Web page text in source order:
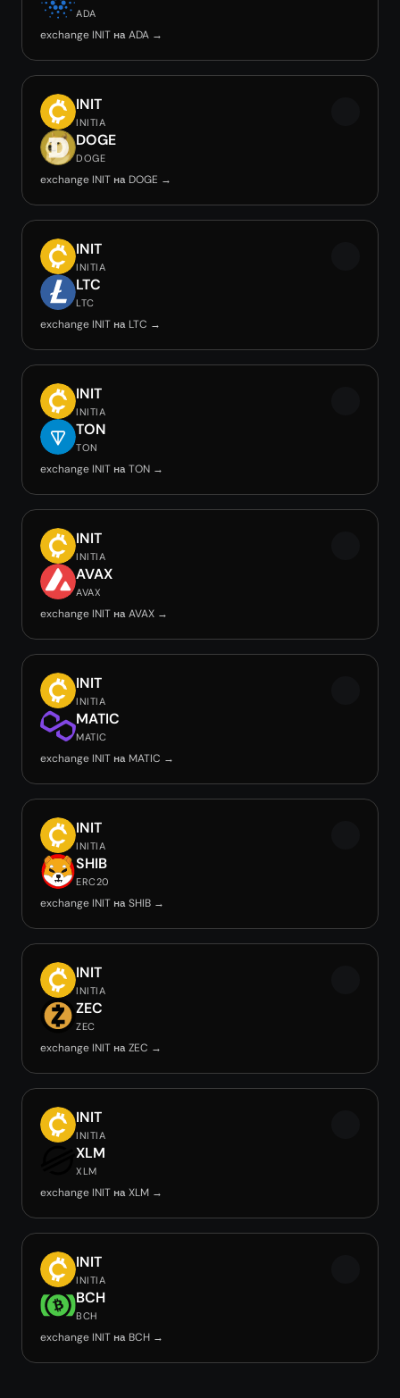
ADA
exchange INIT на ADA →
INIT
INITIA
DOGE
DOGE
exchange INIT на DOGE →
INIT
INITIA
LTC
LTC
exchange INIT на LTC →
INIT
INITIA
TON
TON
exchange INIT на TON →
INIT
INITIA
AVAX
AVAX
exchange INIT на AVAX →
INIT
INITIA
MATIC
MATIC
exchange INIT на MATIC →
INIT
INITIA
SHIB
ERC20
exchange INIT на SHIB →
INIT
INITIA
ZEC
ZEC
exchange INIT на ZEC →
INIT
INITIA
XLM
XLM
exchange INIT на XLM →
INIT
INITIA
BCH
BCH
exchange INIT на BCH →